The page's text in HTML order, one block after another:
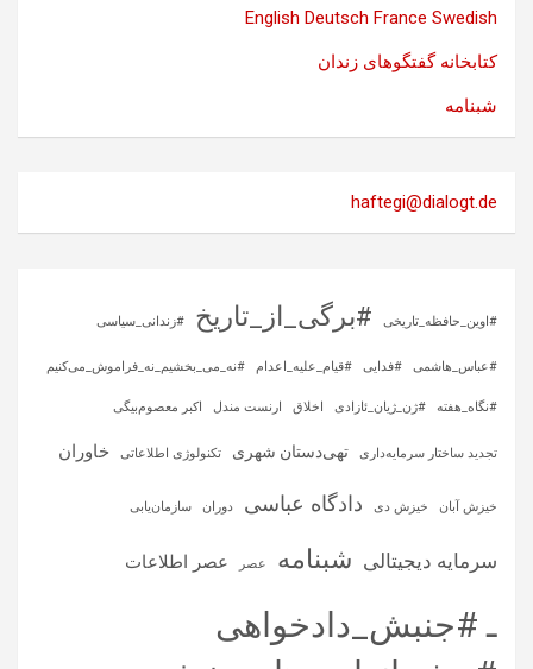
English Deutsch France Swedish
کتابخانه گفتگوهای زندان
شبنامه
haftegi@dialogt.de
#اوین_حافظه_تاریخی #برگی_از_تاریخ #زندانی_سیاسی
#عباس_هاشمی #فدایی #قیام_علیه_اعدام #نه_می_بخشیم_نه_فراموش_می‌کنیم
#نگاه_هفته #ژن_ژیان_ئازادی اخلاق ارنست مندل اکبر معصوم‌بیگی
تجدید ساختار سرمایه‌داری تهی‌دستان شهری تکنولوژی اطلاعاتی خاوران
خیزش آبان خیزش دی دادگاه عباسی دوران سازمان‌یابی
سرمایه‌ دیجیتالی شبنامه عصر عصر اطلاعات
ـ #جنبش_دادخواهی